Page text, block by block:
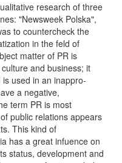
research of three
"Newsweek Polska",
to countercheck the
in the feld of
matter of PR is
and business; it
used in an inappro-
a negative,
term PR is most
public relations appears
This kind of
has a great infuence on
status, development and